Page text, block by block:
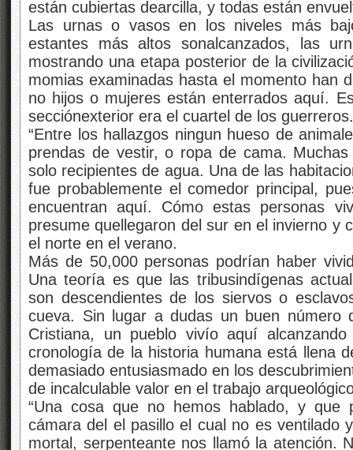
están cubiertas dearcilla, y todas están
Las urnas o vasos en los niveles más
estantes más altos sonalcanzados, las
mostrando una etapa posterior de la
momias examinadas hasta el momento han
no hijos o mujeres están enterrados aquí.
secciónexterior era el cuartel de los guerreros.
“Entre los hallazgos ningun hueso de
prendas de vestir, o ropa de cama.
solo recipientes de agua. Una de las
fue probablemente el comedor principal,
encuentran aquí. Cómo estas personas
presume quellegaron del sur en el invierno y
el norte en el verano.
Más de 50,000 personas podrían haber
Una teoría es que las tribusindígenas
son descendientes de los siervos o
cueva. Sin lugar a dudas un buen
Cristiana, un pueblo vivío aquí
cronología de la historia humana está llena
demasiado entusiasmado en los
de incalculable valor en el trabajo
“Una cosa que no hemos hablado, y que
cámara del el pasillo el cual no es ventilado
mortal, serpenteante nos llamó la atención.